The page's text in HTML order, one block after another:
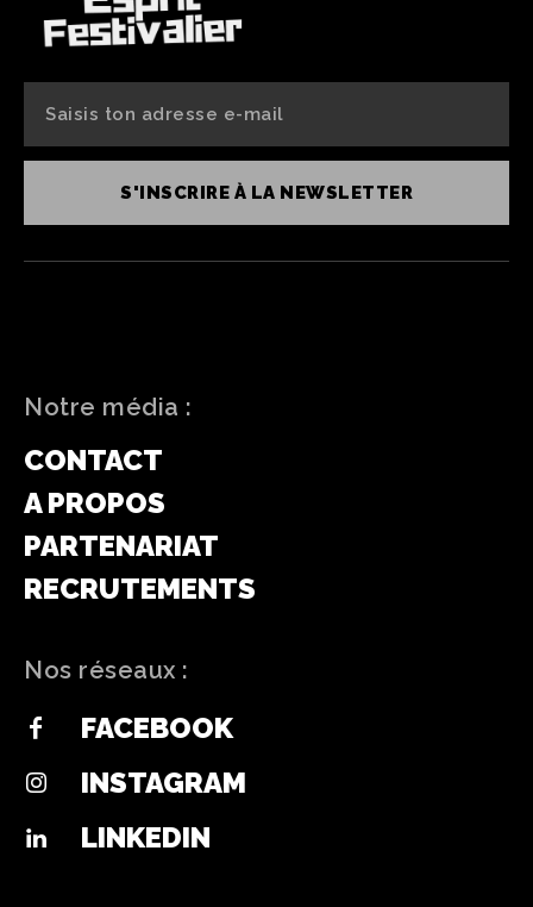
S'INSCRIRE À LA NEWSLETTER
Notre média :
CONTACT
A PROPOS
PARTENARIAT
RECRUTEMENTS
Nos réseaux :
FACEBOOK
INSTAGRAM
LINKEDIN